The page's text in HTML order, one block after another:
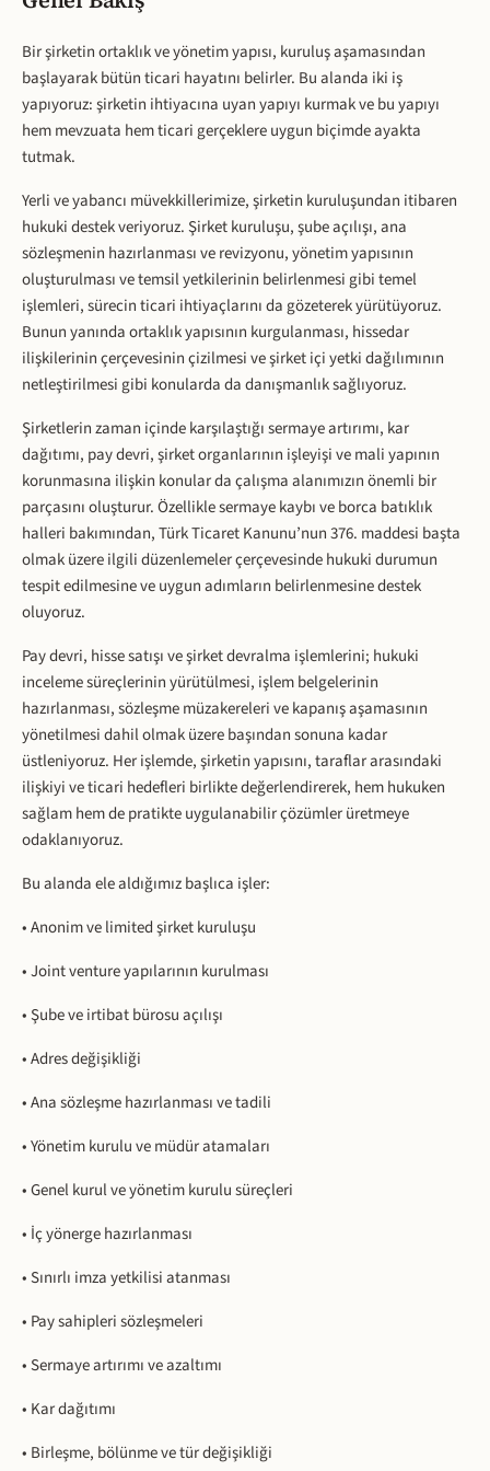
Bir şirketin ortaklık ve yönetim yapısı, kuruluş aşamasından
başlayarak bütün ticari hayatını belirler. Bu alanda iki iş
yapıyoruz: şirketin ihtiyacına uyan yapıyı kurmak ve bu yapıyı
hem mevzuata hem ticari gerçeklere uygun biçimde ayakta
tutmak.
Yerli ve yabancı müvekkillerimize, şirketin kuruluşundan itibaren
hukuki destek veriyoruz. Şirket kuruluşu, şube açılışı, ana
sözleşmenin hazırlanması ve revizyonu, yönetim yapısının
oluşturulması ve temsil yetkilerinin belirlenmesi gibi temel
işlemleri, sürecin ticari ihtiyaçlarını da gözeterek yürütüyoruz.
Bunun yanında ortaklık yapısının kurgulanması, hissedar
ilişkilerinin çerçevesinin çizilmesi ve şirket içi yetki dağılımının
netleştirilmesi gibi konularda da danışmanlık sağlıyoruz.
Şirketlerin zaman içinde karşılaştığı sermaye artırımı, kar
dağıtımı, pay devri, şirket organlarının işleyişi ve mali yapının
korunmasına ilişkin konular da çalışma alanımızın önemli bir
parçasını oluşturur. Özellikle sermaye kaybı ve borca batıklık
halleri bakımından, Türk Ticaret Kanunu’nun 376. maddesi başta
olmak üzere ilgili düzenlemeler çerçevesinde hukuki durumun
tespit edilmesine ve uygun adımların belirlenmesine destek
oluyoruz.
Pay devri, hisse satışı ve şirket devralma işlemlerini; hukuki
inceleme süreçlerinin yürütülmesi, işlem belgelerinin
hazırlanması, sözleşme müzakereleri ve kapanış aşamasının
yönetilmesi dahil olmak üzere başından sonuna kadar
üstleniyoruz. Her işlemde, şirketin yapısını, taraflar arasındaki
ilişkiyi ve ticari hedefleri birlikte değerlendirerek, hem hukuken
sağlam hem de pratikte uygulanabilir çözümler üretmeye
odaklanıyoruz.
Bu alanda ele aldığımız başlıca işler:
• Anonim ve limited şirket kuruluşu
• Joint venture yapılarının kurulması
• Şube ve irtibat bürosu açılışı
• Adres değişikliği
• Ana sözleşme hazırlanması ve tadili
• Yönetim kurulu ve müdür atamaları
• Genel kurul ve yönetim kurulu süreçleri
• İç yönerge hazırlanması
• Sınırlı imza yetkilisi atanması
• Pay sahipleri sözleşmeleri
• Sermaye artırımı ve azaltımı
• Kar dağıtımı
• Birleşme, bölünme ve tür değişikliği